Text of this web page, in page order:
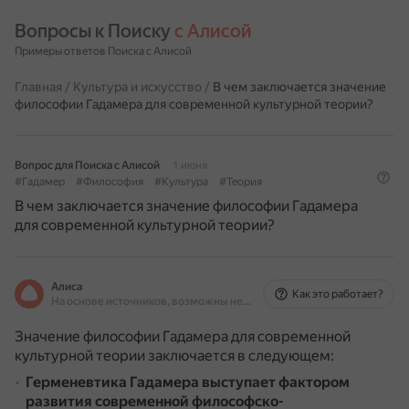
Вопросы к Поиску с Алисой
Примеры ответов Поиска с Алисой
Главная / Культура и искусство / В чем заключается значение
философии Гадамера для современной культурной теории?
Вопрос для Поиска с Алисой
1 июня
#Гадамер
#Философия #Культура #Теория
В чем заключается значение философии Гадамера
для современной культурной теории?
Алиса
На основе источников, возможны неточности
Как это работает?
Значение философии Гадамера для современной
культурной теории заключается в следующем:
Герменевтика Гадамера выступает фактором
развития современной философско-